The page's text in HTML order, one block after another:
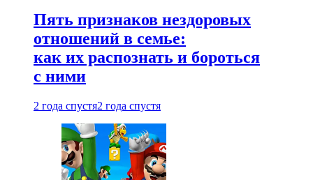
Пять признаков нездоровых
отношений в семье:
как их распознать и бороться
с ними
2 года спустя2 года спустя